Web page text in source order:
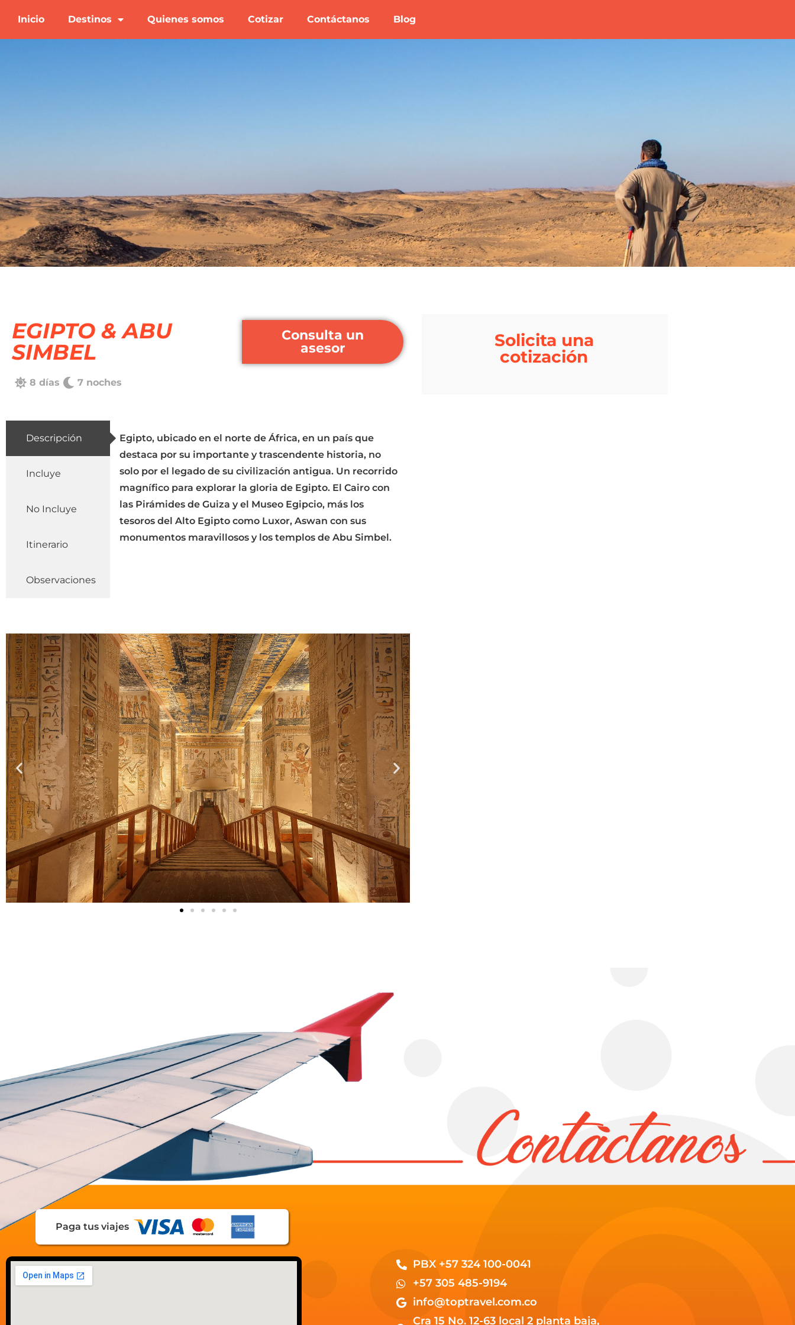
Inicio Destinos Quienes somos Cotizar Contáctanos Blog
EGIPTO & ABU
SIMBEL
8 días 7 noches
Consulta un
asesor
Descripción
Incluye
No Incluye
Itinerario
Observaciones
Egipto, ubicado en el norte de África, en un país que
destaca por su importante y trascendente historia, no
solo por el legado de su civilización antigua. Un recorrido
magnífico para explorar la gloria de Egipto. El Cairo con
las Pirámides de Guiza y el Museo Egipcio, más los
tesoros del Alto Egipto como Luxor, Aswan con sus
monumentos maravillosos y los templos de Abu Simbel.
Solicita una
cotización
Paga tus viajes
PBX +57 324 100-0041
+57 305 485-9194
info@toptravel.com.co
Cra 15 No. 12-63 local 2 planta baja,